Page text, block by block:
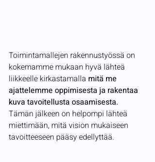
Toimintamallejen rakennustyössä on
kokemamme mukaan hyvä lähteä
liikkeelle kirkastamalla mitä me
ajattelemme oppimisesta ja rakentaa
kuva tavoitellusta osaamisesta.
Tämän jälkeen on helpompi lähteä
miettimään, mitä vision mukaiseen
tavoitteeseen pääsy edellyttää.